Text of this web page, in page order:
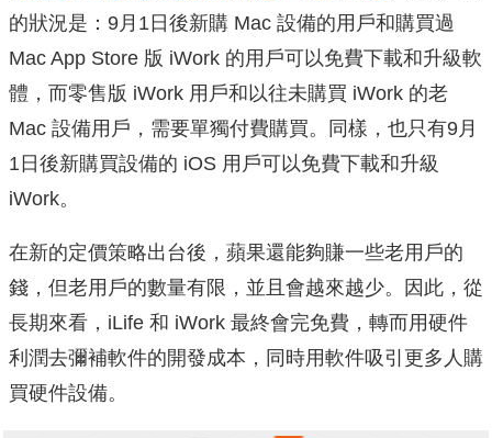
的狀況是：9月1日後新購 Mac 設備的用戶和購買過
Mac App Store 版 iWork 的用戶可以免費下載和升級軟
體，而零售版 iWork 用戶和以往未購買 iWork 的老
Mac 設備用戶，需要單獨付費購買。同樣，也只有9月
1日後新購買設備的 iOS 用戶可以免費下載和升級
iWork。
在新的定價策略出台後，蘋果還能夠賺一些老用戶的
錢，但老用戶的數量有限，並且會越來越少。因此，從
長期來看，iLife 和 iWork 最終會完免費，轉而用硬件
利潤去彌補軟件的開發成本，同時用軟件吸引更多人購
買硬件設備。